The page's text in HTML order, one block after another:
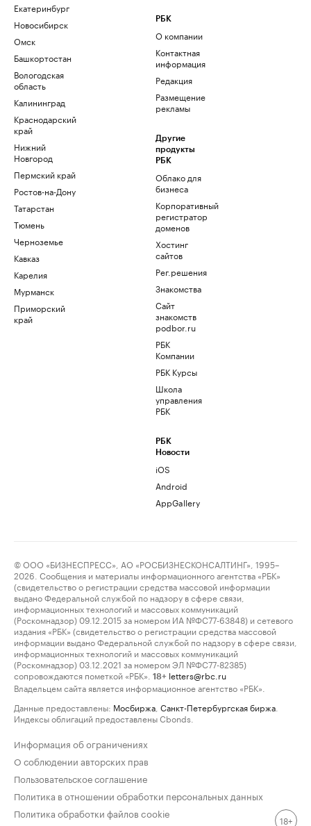
Екатеринбург
Новосибирск
Омск
Башкортостан
Вологодская
область
Калининград
Краснодарский
край
Нижний
Новгород
Пермский край
Ростов-на-Дону
Татарстан
Тюмень
Черноземье
Кавказ
Карелия
Мурманск
Приморский
край
РБК
О компании
Контактная
информация
Редакция
Размещение
рекламы
Другие
продукты
РБК
Облако для
бизнеса
Корпоративный
регистратор
доменов
Хостинг
сайтов
Рег.решения
Знакомства
Сайт
знакомств
podbor.ru
РБК
Компании
РБК Курсы
Школа
управления
РБК
РБК
Новости
iOS
Android
AppGallery
© ООО «БИЗНЕСПРЕСС», АО «РОСБИЗНЕСКОНСАЛТИНГ», 1995–
2026. Сообщения и материалы информационного агентства «РБК»
(свидетельство о регистрации средства массовой информации
выдано Федеральной службой по надзору в сфере связи,
информационных технологий и массовых коммуникаций
(Роскомнадзор) 09.12.2015 за номером ИА №ФС77-63848) и сетевого
издания «РБК» (свидетельство о регистрации средства массовой
информации выдано Федеральной службой по надзору в сфере связи,
информационных технологий и массовых коммуникаций
(Роскомнадзор) 03.12.2021 за номером ЭЛ №ФС77-82385)
сопровождаются пометкой «РБК».
18+ letters@rbc.ru
Владельцем сайта является информационное агентство «РБК».
Данные предоставлены: Мосбиржа Санкт-Петербургская биржа
Индексы облигаций предоставлены Cbonds.
Информация об ограничениях
О соблюдении авторских прав
Пользовательское соглашение
Политика в отношении обработки персональных данных
Политика обработки файлов cookie
18+